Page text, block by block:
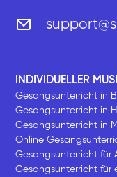
INDIVIDUELLER
Gesangsunterricht in
Gesangsunterricht in
Gesangsunterricht in
Online
Gesangsunterricht für
Gesangsunterricht für